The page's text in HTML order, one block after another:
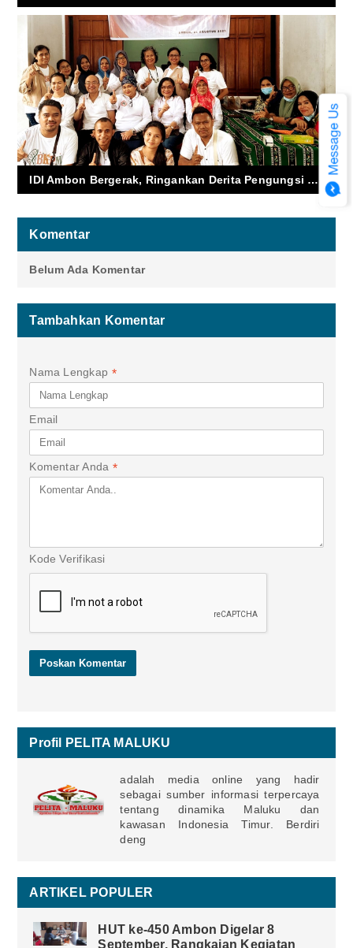
IDI Ambon Bergerak, Ringankan Derita Pengungsi Korban Konflik Hunuth
Komentar
Belum Ada Komentar
Tambahkan Komentar
Nama Lengkap *
Email
Komentar Anda *
Kode Verifikasi
Profil PELITA MALUKU
adalah media online yang hadir
sebagai sumber informasi terpercaya
tentang dinamika Maluku dan
kawasan Indonesia Timur. Berdiri
deng
ARTIKEL POPULER
HUT ke-450 Ambon Digelar 8
September, Rangkaian Kegiatan